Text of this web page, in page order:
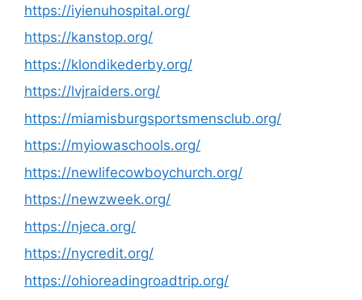
https://iyienuhospital.org/
https://kanstop.org/
https://klondikederby.org/
https://lvjraiders.org/
https://miamisburgsportsmensclub.org/
https://myiowaschools.org/
https://newlifecowboychurch.org/
https://newzweek.org/
https://njeca.org/
https://nycredit.org/
https://ohioreadingroadtrip.org/